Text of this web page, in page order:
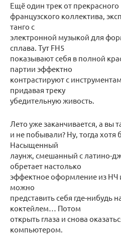
Ещё один трек от прекрасного
французского коллектива,
танго с
электронной музыкой для
сплава. Тут FH5
показывают себя в полной
партии эффектно
контрастируют с
придавая треку
убедительную живость.
Лето уже заканчивается, а вы
и не побывали? Ну, тогда хотя
Насыщенный
лаунж, смешанный с латино-
обретает настолько
эффектное оформление из НЧ
можно
представить себя где-нибудь
коктейлем… Потом
открыть глаза и снова
компьютером.